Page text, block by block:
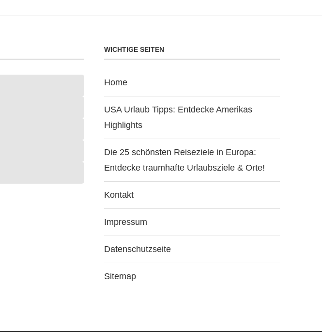
WICHTIGE SEITEN
Home
USA Urlaub Tipps: Entdecke Amerikas
Highlights
Die 25 schönsten Reiseziele in Europa:
Entdecke traumhafte Urlaubsziele & Orte!
Kontakt
Impressum
Datenschutzseite
Sitemap